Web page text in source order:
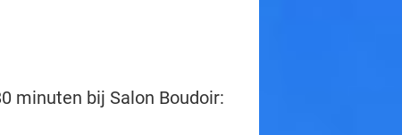
minuten bij Salon Boudoir: